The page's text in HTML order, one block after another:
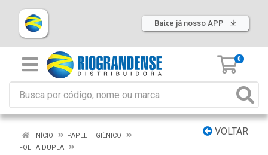
Baixe já nosso APP
0
VOLTAR
INÍCIO
PAPEL HIGIÊNICO
FOLHA DUPLA